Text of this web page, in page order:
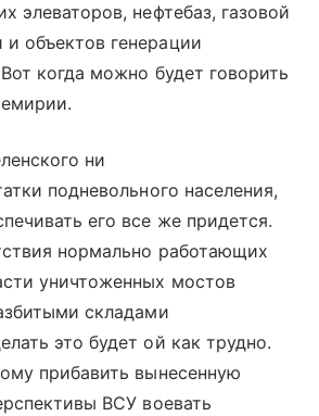
элеваторов, нефтебаз, газовой
объектов генерации
когда можно будет говорить
ни
подневольного населения,
его все же придется.
нормально работающих
уничтоженных мостов
складами
это будет ой как трудно.
прибавить вынесенную
ВСУ воевать